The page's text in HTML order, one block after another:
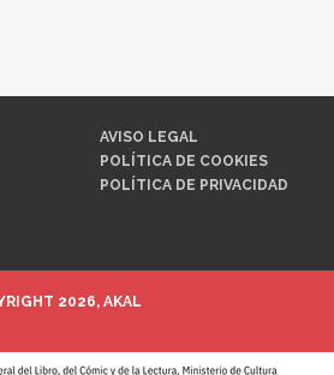
AVISO LEGAL
POLÍTICA DE COOKIES
POLÍTICA DE PRIVACIDAD
2026, AKAL